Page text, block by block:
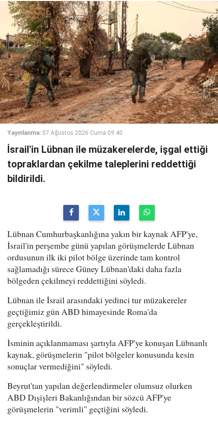
Yayınlanma: 07 Ağustos 2026 Cuma 09:40
İsrail'in Lübnan ile müzakerelerde, işgal ettiği
topraklardan çekilme taleplerini reddettiği
bildirildi.
Lübnan Cumhurbaşkanlığına yakın bir kaynak AFP'ye,
İsrail'in perşembe günü yapılan görüşmelerde Lübnan
ordusunun ilk iki pilot bölge üzerinde tam kontrol
sağlamadığı sürece Güney Lübnan'daki daha fazla
bölgeden çekilmeyi reddettiğini söyledi.
Lübnan ile İsrail arasındaki yedinci tur müzakereler
geçtiğimiz gün ABD himayesinde Roma'da
gerçekleştirildi.
İsminin açıklanmaması şartıyla AFP'ye konuşan Lübnanlı
kaynak, görüşmelerin "pilot bölgeler konusunda kesin
sonuçlar vermediğini" söyledi.
Beyrut'tan yapılan değerlendirmeler olumsuz olurken
ABD Dışişleri Bakanlığından bir sözcü AFP'ye
görüşmelerin "verimli" geçtiğini söyledi.